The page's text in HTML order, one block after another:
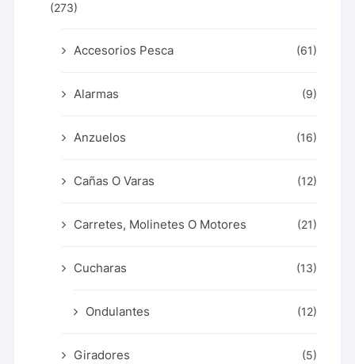
(273)
Accesorios Pesca (61)
Alarmas (9)
Anzuelos (16)
Cañas O Varas (12)
Carretes, Molinetes O Motores (21)
Cucharas (13)
Ondulantes (12)
Giradores (5)